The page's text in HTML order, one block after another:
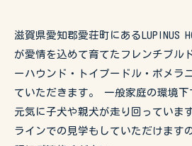
滋賀県愛知郡愛荘町にあるLUPINUS
が愛情を込めて育てたフレンチブル
ーハウンド・トイプードル・ポメラ
ていただきます。 一般家庭の環境下
元気に子犬や親犬が走り回っていま
ラインでの見学もしていただけます